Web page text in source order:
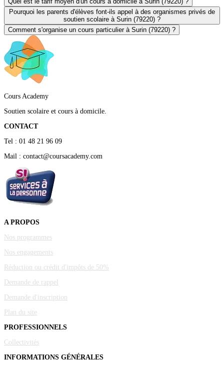
Pourquoi les parents d'élèves font-ils appel à des organismes privés de
soutien scolaire à Surin (79220) ?
Comment s'organise un cours particulier à Surin (79220) ?
Cours Academy
Soutien scolaire et cours à domicile.
CONTACT
Tel : 01 48 21 96 09
Mail : contact@coursacademy.com
A PROPOS
Nos programmes
Nos engagements
Réduction ou crédit d'impôts de 50%
Demande de rappel
Demande d'inscription
Plan du site
PROFESSIONNELS
Collectivités
INFORMATIONS GÉNÉRALES